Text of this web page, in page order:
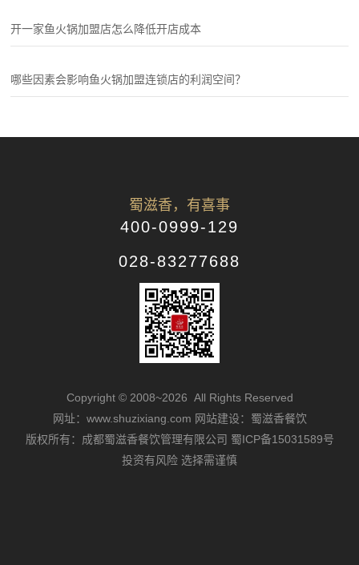
开一家鱼火锅加盟店怎么降低开店成本
哪些因素会影响鱼火锅加盟连锁店的利润空间？
蜀滋香，有喜事
400-0999-129
028-83277688
Copyright © 2008~2026 All Rights Reserved
网址：www.shuzixiang.com 网站建设：蜀滋香餐饮
版权所有：成都蜀滋香餐饮管理有限公司 蜀ICP备15031589号
投资有风险 选择需谨慎